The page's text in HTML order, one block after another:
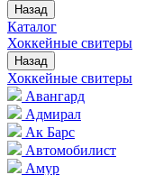
Назад
Каталог
Хоккейные свитеры
Назад
Хоккейные свитеры
Авангард
Адмирал
Ак Барс
Автомобилист
Амур